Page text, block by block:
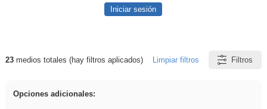
Iniciar sesión
Resultados de: LENGUA CASTELLANA
23medios totales (hay filtros aplicados) Limpiar filtros Filtros
Opciones adicionales: